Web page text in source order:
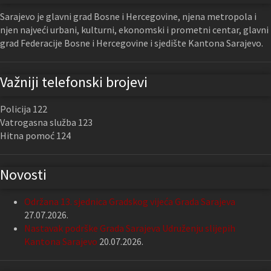
Sarajevo je glavni grad Bosne i Hercegovine, njena metropola i
njen najveći urbani, kulturni, ekonomski i prometni centar, glavni
grad Federacije Bosne i Hercegovine i sjedište Kantona Sarajevo.
Važniji telefonski brojevi
Policija 122
Vatrogasna služba 123
Hitna pomoć 124
Novosti
Održana 13. sjednica Gradskog vijeća Grada Sarajeva
27.07.2026.
Nastavak podrške Grada Sarajeva Udruženju slijepih
Kantona Sarajevo 20.07.2026.